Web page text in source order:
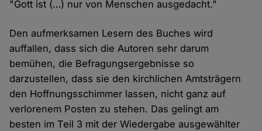
"Gott ist (…) nur von Menschen ausgedacht."
Den aufmerksamen Lesern des Buches wird
auffallen, dass sich die Autoren sehr darum
bemühen, die Befragungsergebnisse so
darzustellen, dass sie den kirchlichen Amtsträgern
den Hoffnungsschimmer lassen, nicht ganz auf
verlorenem Posten zu stehen. Das gelingt am
besten im Teil 3 mit der Wiedergabe ausgewählter